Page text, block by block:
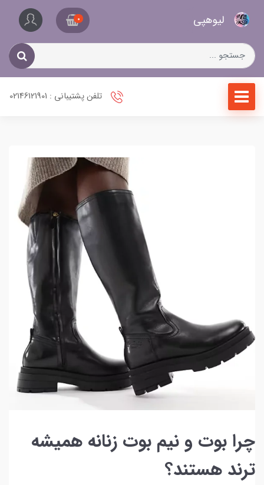
لیو‌هپی 0
تلفن پشتیبانی : 02146121901
چرا بوت و نیم بوت زنانه همیشه
ترند هستند؟